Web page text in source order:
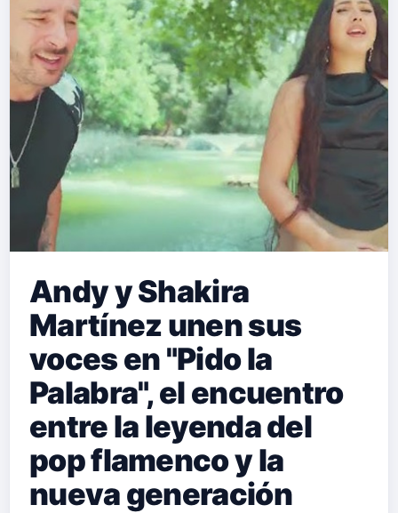
Andy y Shakira
Martínez unen sus
voces en "Pido la
Palabra", el encuentro
entre la leyenda del
pop flamenco y la
nueva generación